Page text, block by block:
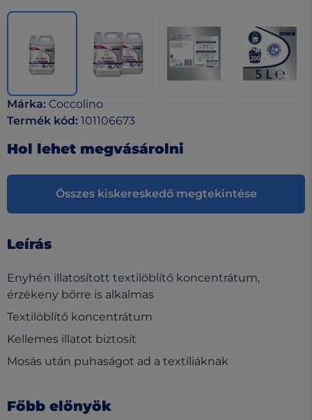
Márka: Coccolino
Termék kód: 101106673
Hol lehet megvásárolni
Összes kiskereskedő megtekintése
Leírás
Enyhén illatosított textilöblítő koncentrátum,
érzékeny bőrre is alkalmas
Textilöblítő koncentrátum
Kellemes illatot biztosít
Mosás után puhaságot ad a textíliáknak
Főbb előnyök